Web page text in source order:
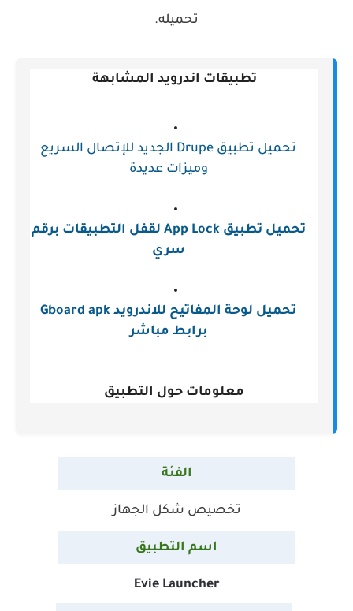
تحميله.
تطبيقات اندرويد المشابهة
تحميل تطبيق Drupe الجديد للإتصال السريع
وميزات عديدة
تحميل تطبيق App Lock لقفل التطبيقات برقم
سري
تحميل لوحة المفاتيح للاندرويد Gboard apk
برابط مباشر
معلومات حول التطبيق
الفئة
تخصيص شكل الجهاز
اسم التطبيق
Evie Launcher